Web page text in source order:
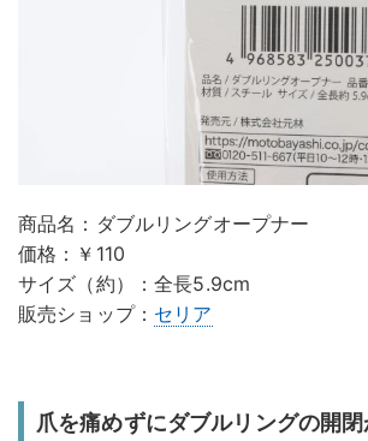
商品名：ダブルリングオープナー
価格：￥110
サイズ（約）：全長5.9cm
販売ショップ： セリア
爪を痛めずにダブルリングの開閉